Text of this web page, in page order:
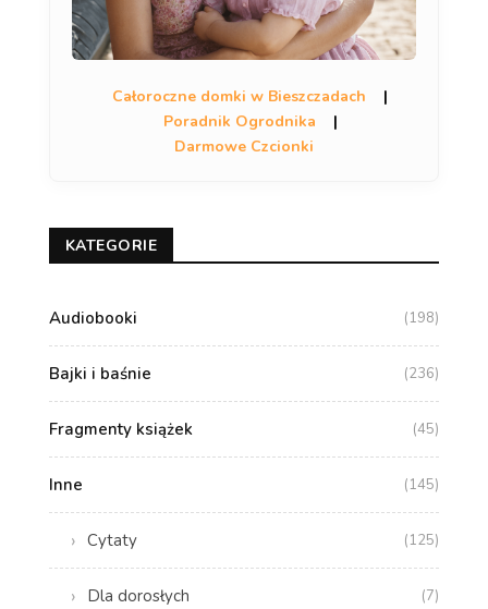
Całoroczne domki w Bieszczadach
|
Poradnik Ogrodnika
|
Darmowe Czcionki
KATEGORIE
Audiobooki (198)
Bajki i baśnie (236)
Fragmenty książek (45)
Inne (145)
Cytaty (125)
Dla dorosłych (7)